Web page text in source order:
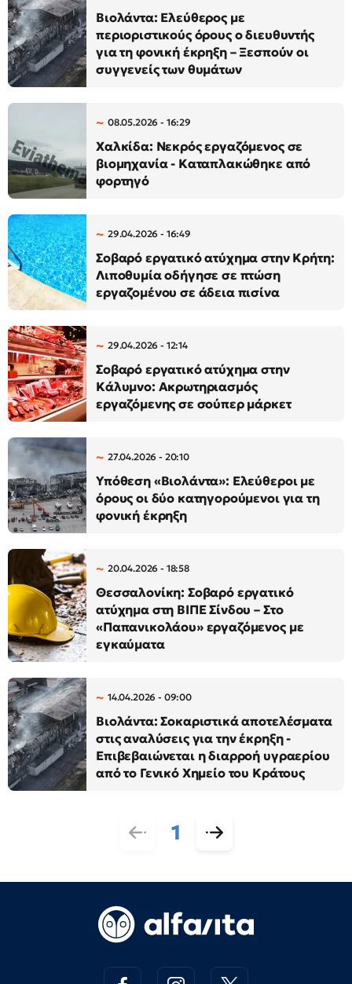
Βιολάντα: Ελεύθερος με
περιοριστικούς όρους ο διευθυντής
για τη φονική έκρηξη – Ξεσπούν οι
συγγενείς των θυμάτων
08.05.2026 - 16:29
Χαλκίδα: Νεκρός εργαζόμενος σε
βιομηχανία - Καταπλακώθηκε από
φορτηγό
29.04.2026 - 16:49
Σοβαρό εργατικό ατύχημα στην Κρήτη:
Λιποθυμία οδήγησε σε πτώση
εργαζομένου σε άδεια πισίνα
29.04.2026 - 12:14
Σοβαρό εργατικό ατύχημα στην
Κάλυμνο: Ακρωτηριασμός
εργαζόμενης σε σούπερ μάρκετ
27.04.2026 - 20:10
Υπόθεση «Βιολάντα»: Ελεύθεροι με
όρους οι δύο κατηγορούμενοι για τη
φονική έκρηξη
20.04.2026 - 18:58
Θεσσαλονίκη: Σοβαρό εργατικό
ατύχημα στη ΒΙΠΕ Σίνδου – Στο
«Παπανικολάου» εργαζόμενος με
εγκαύματα
14.04.2026 - 09:00
Βιολάντα: Σοκαριστικά αποτελέσματα
στις αναλύσεις για την έκρηξη -
Επιβεβαιώνεται η διαρροή υγραερίου
από το Γενικό Χημείο του Κράτους
1